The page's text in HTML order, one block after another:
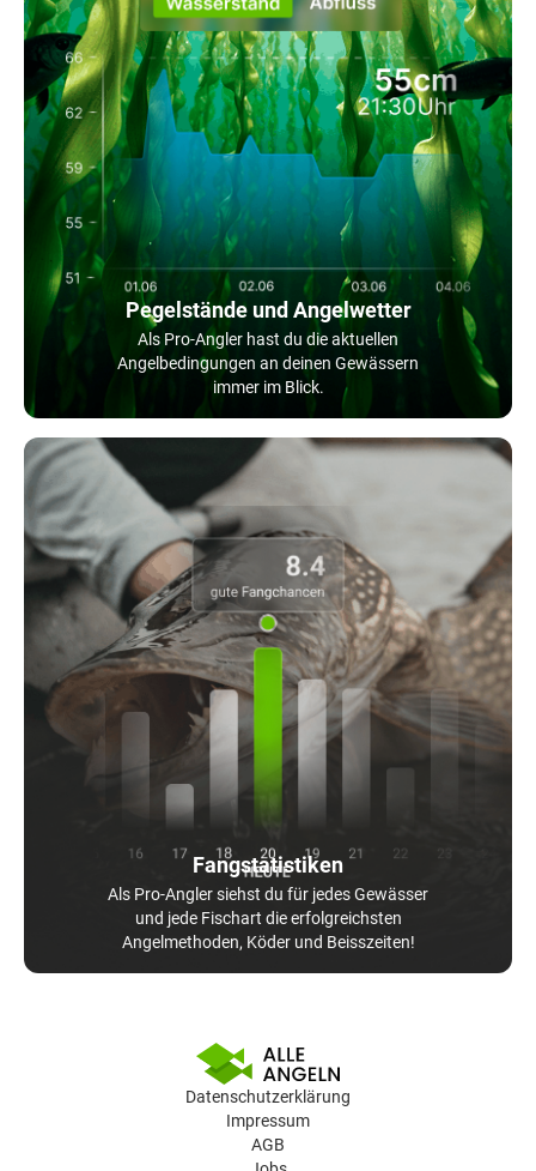
Pegelstände und Angelwetter
Als Pro-Angler hast du die aktuellen
Angelbedingungen an deinen Gewässern
immer im Blick.
Fangstatistiken
Als Pro-Angler siehst du für jedes Gewässer
und jede Fischart die erfolgreichsten
Angelmethoden, Köder und Beisszeiten!
Datenschutzerklärung
Impressum
AGB